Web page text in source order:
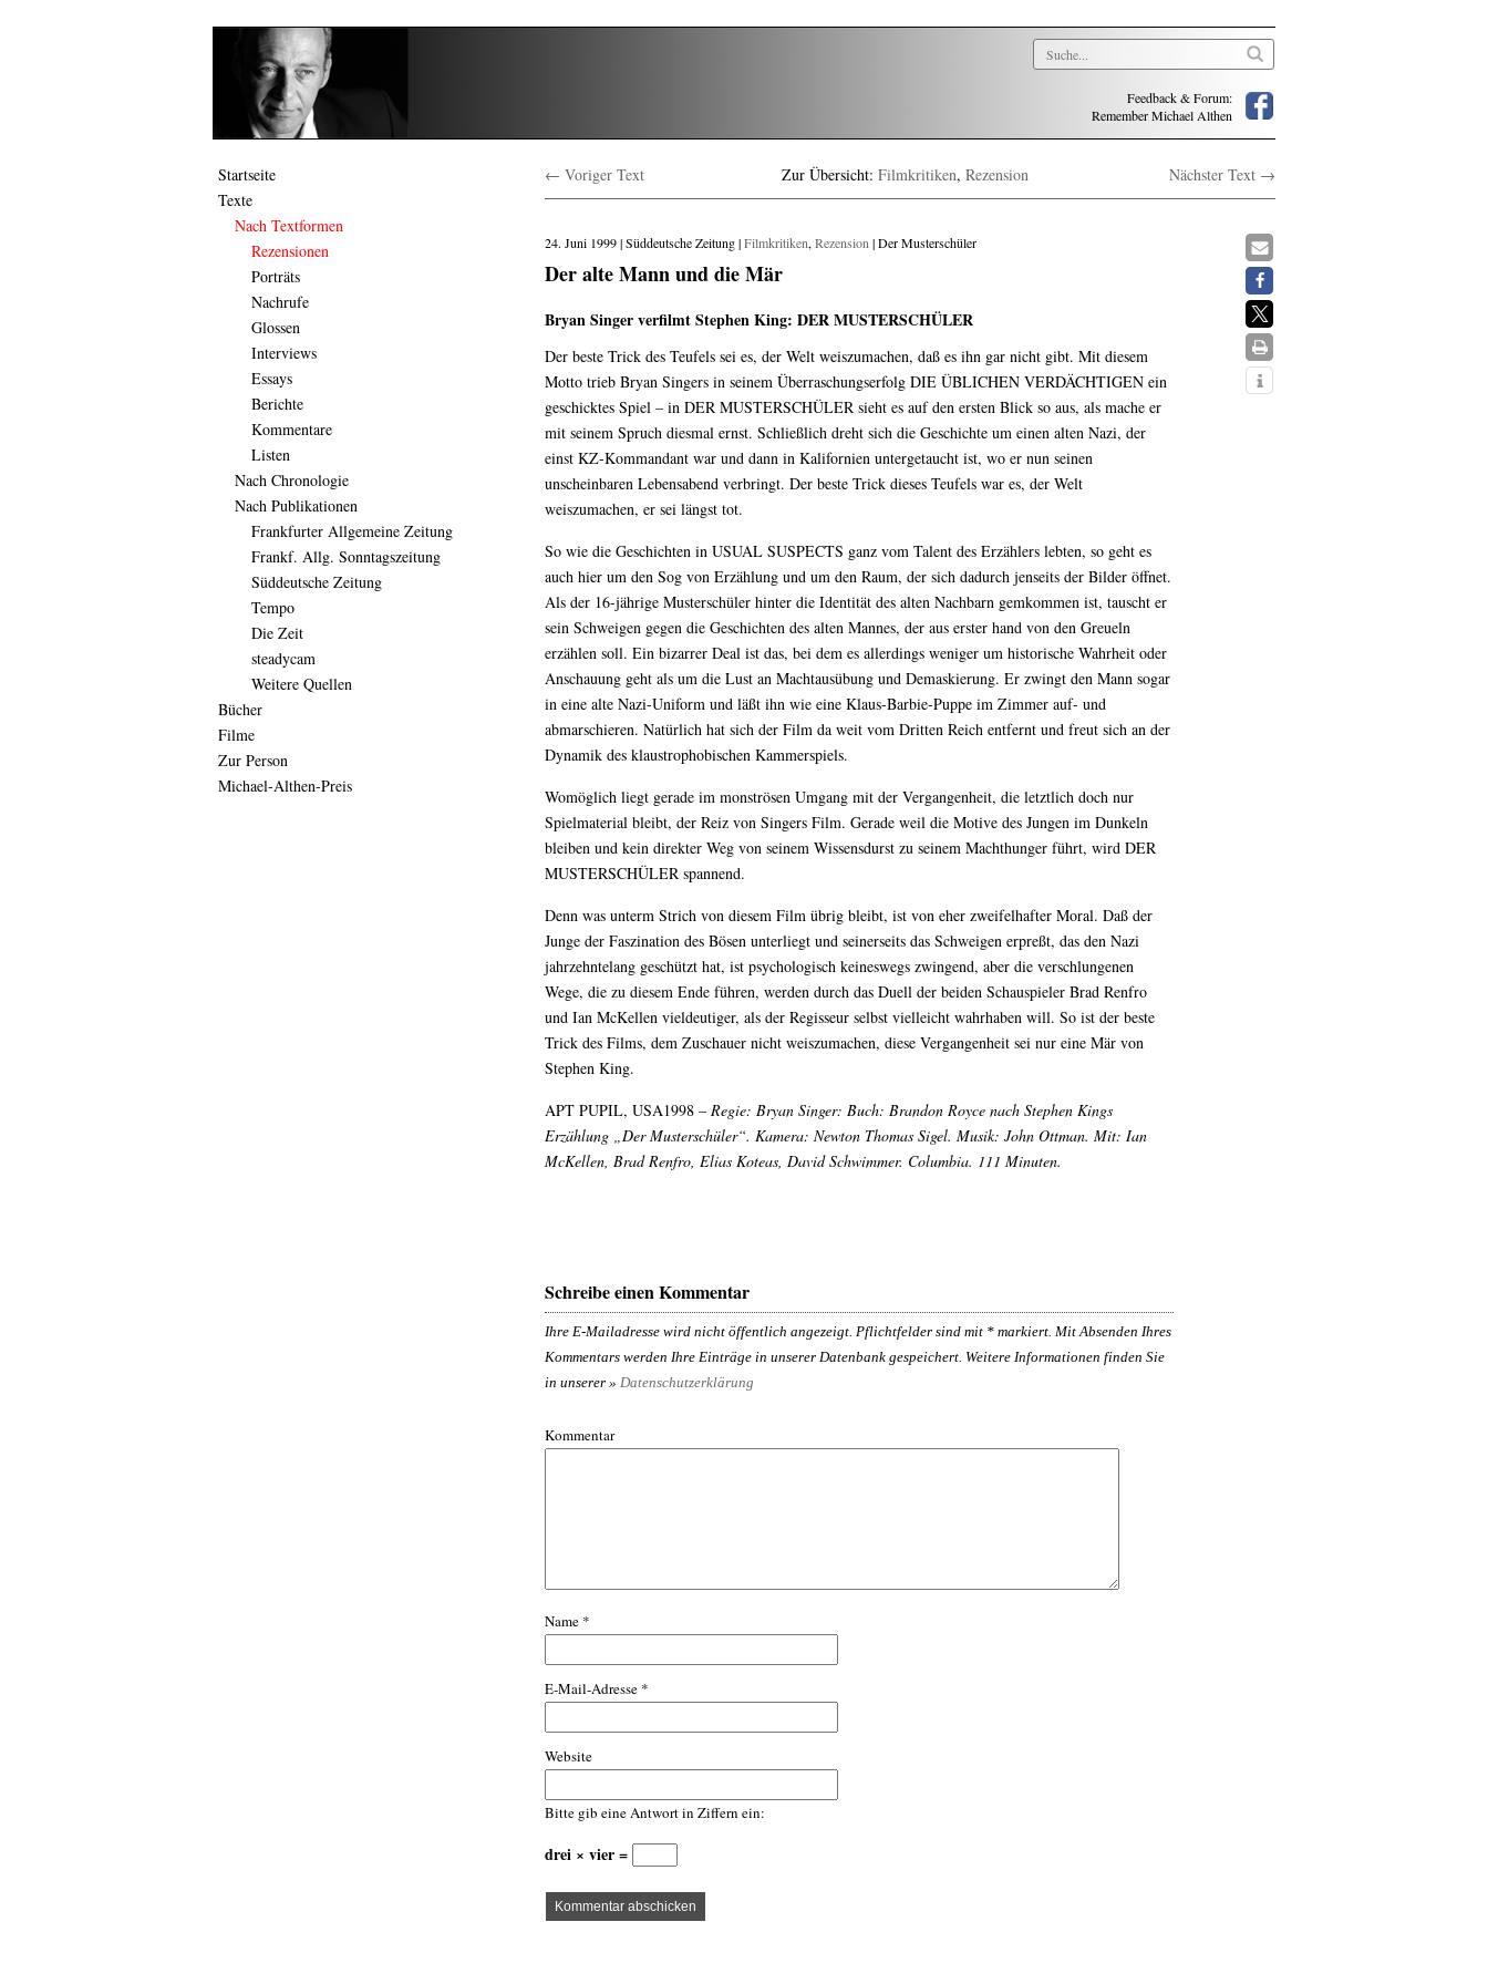
Feedback & Forum:
Remember Michael Althen
Startseite
Texte
Nach Textformen
Rezensionen
Porträts
Nachrufe
Glossen
Interviews
Essays
Berichte
Kommentare
Listen
Nach Chronologie
Nach Publikationen
Frankfurter Allgemeine Zeitung
Frankf. Allg. Sonntagszeitung
Süddeutsche Zeitung
Tempo
Die Zeit
steadycam
Weitere Quellen
Bücher
Filme
Zur Person
Michael-Althen-Preis
← Voriger Text Zur Übersicht: Filmkritiken, Rezension Nächster Text →
24. Juni 1999 | Süddeutsche Zeitung |Filmkritiken, Rezension | Der Musterschüler
Der alte Mann und die Mär
Bryan Singer verfilmt Stephen King: DER MUSTERSCHÜLER
Der beste Trick des Teufels sei es, der Welt weiszumachen, daß es ihn gar nicht gibt. Mit diesem
Motto trieb Bryan Singers in seinem Überraschungserfolg DIE ÜBLICHEN VERDÄCHTIGEN ein
geschicktes Spiel – in DER MUSTERSCHÜLER sieht es auf den ersten Blick so aus, als mache er
mit seinem Spruch diesmal ernst. Schließlich dreht sich die Geschichte um einen alten Nazi, der
einst KZ-Kommandant war und dann in Kalifornien untergetaucht ist, wo er nun seinen
unscheinbaren Lebensabend verbringt. Der beste Trick dieses Teufels war es, der Welt
weiszumachen, er sei längst tot.
So wie die Geschichten in USUAL SUSPECTS ganz vom Talent des Erzählers lebten, so geht es
auch hier um den Sog von Erzählung und um den Raum, der sich dadurch jenseits der Bilder öffnet.
Als der 16-jährige Musterschüler hinter die Identität des alten Nachbarn gemkommen ist, tauscht er
sein Schweigen gegen die Geschichten des alten Mannes, der aus erster hand von den Greueln
erzählen soll. Ein bizarrer Deal ist das, bei dem es allerdings weniger um historische Wahrheit oder
Anschauung geht als um die Lust an Machtausübung und Demaskierung. Er zwingt den Mann sogar
in eine alte Nazi-Uniform und läßt ihn wie eine Klaus-Barbie-Puppe im Zimmer auf- und
abmarschieren. Natürlich hat sich der Film da weit vom Dritten Reich entfernt und freut sich an der
Dynamik des klaustrophobischen Kammerspiels.
Womöglich liegt gerade im monströsen Umgang mit der Vergangenheit, die letztlich doch nur
Spielmaterial bleibt, der Reiz von Singers Film. Gerade weil die Motive des Jungen im Dunkeln
bleiben und kein direkter Weg von seinem Wissensdurst zu seinem Machthunger führt, wird DER
MUSTERSCHÜLER spannend.
Denn was unterm Strich von diesem Film übrig bleibt, ist von eher zweifelhafter Moral. Daß der
Junge der Faszination des Bösen unterliegt und seinerseits das Schweigen erpreßt, das den Nazi
jahrzehntelang geschützt hat, ist psychologisch keineswegs zwingend, aber die verschlungenen
Wege, die zu diesem Ende führen, werden durch das Duell der beiden Schauspieler Brad Renfro
und Ian McKellen vieldeutiger, als der Regisseur selbst vielleicht wahrhaben will. So ist der beste
Trick des Films, dem Zuschauer nicht weiszumachen, diese Vergangenheit sei nur eine Mär von
Stephen King.
APT PUPIL, USA1998 – Regie: Bryan Singer: Buch: Brandon Royce nach Stephen Kings
Erzählung „Der Musterschüler“. Kamera: Newton Thomas Sigel. Musik: John Ottman. Mit: Ian
McKellen, Brad Renfro, Elias Koteas, David Schwimmer. Columbia. 111 Minuten.
Schreibe einen Kommentar
Ihre E-Mailadresse wird nicht öffentlich angezeigt. Pflichtfelder sind mit * markiert. Mit Absenden Ihres
Kommentars werden Ihre Einträge in unserer Datenbank gespeichert. Weitere Informationen finden Sie
in unserer » Datenschutzerklärung
Kommentar
Name *
E-Mail-Adresse *
Website
Bitte gib eine Antwort in Ziffern ein:
drei × vier =